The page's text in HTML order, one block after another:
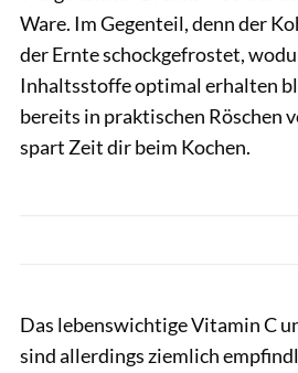
Ware. Im Gegenteil, denn der
der Ernte schockgefrostet,
Inhaltsstoffe optimal erhalten
bereits in praktischen Röschen
spart Zeit dir beim Kochen.
Das lebenswichtige Vitamin C
sind allerdings ziemlich